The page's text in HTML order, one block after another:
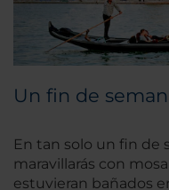
Un fin de
En tan solo un fin de
maravillarás con
estuvieran bañados